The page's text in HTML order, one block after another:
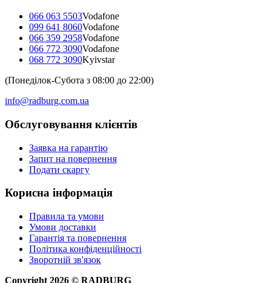
066 063 5503Vodafone
099 641 8060Vodafone
066 359 2958Vodafone
066 772 3090Vodafone
068 772 3090Kyivstar
(Понеділок-Субота з 08:00 до 22:00)
info@radburg.com.ua
Обслуговування клієнтів
Заявка на гарантію
Запит на повернення
Подати скаргу
Корисна інформація
Правила та умови
Умови доставки
Гарантія та повернення
Політика конфіденційності
Зворотній зв'язок
Copyright 2026 © RADBURG